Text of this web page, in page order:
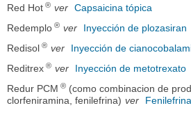
Red Hot ® ver Capsaicina tópica
Redemplo ® ver
Inyección de plozasiran
Redisol ® ver
Inyección de
Reditrex ® ver
Inyección de metotrexato
Redur PCM ® (como combinacion de
clorfeniramina, fenilefrina) ver Fenilefrina